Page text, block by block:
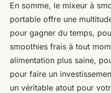
En somme, le mixeur à
portable offre une
pour gagner du temps,
smoothies frais à tout
alimentation plus saine,
pour faire un
un véritable atout pour